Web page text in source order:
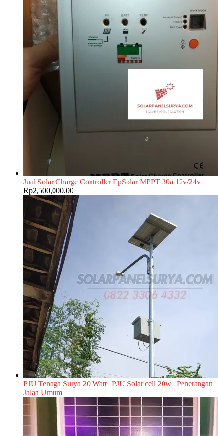
Jual Solar Charge Controller EpSolar MPPT 30a 12v/24v
Rp2,500,000.00
PJU Tenaga Surya 20 Watt | PJU Solar cell 20w | Penerangan
Jalan Umum